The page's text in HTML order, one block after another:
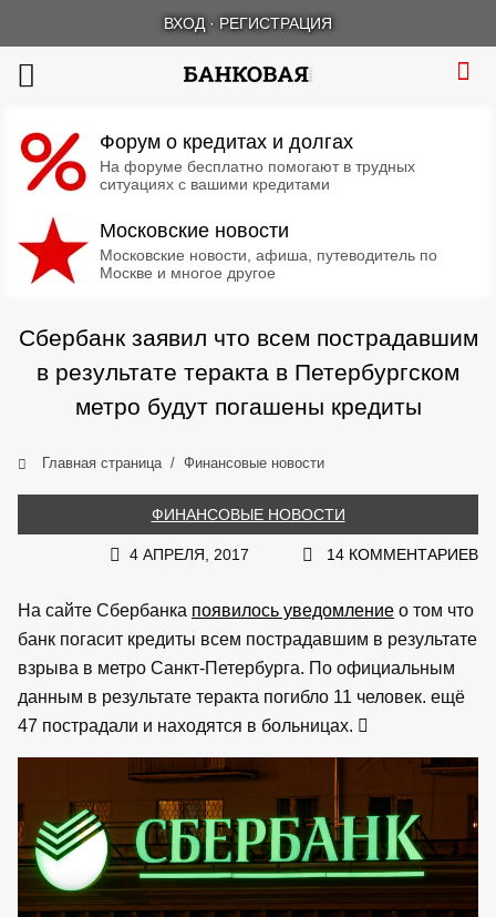
ВХОД · РЕГИСТРАЦИЯ
Форум о кредитах и долгах
На форуме бесплатно помогают в трудных
ситуациях с вашими кредитами
Московские новости
Московские новости, афиша, путеводитель по
Москве и многое другое
Сбербанк заявил что всем пострадавшим
в результате теракта в Петербургском
метро будут погашены кредиты
Главная страница Финансовые новости
ФИНАНСОВЫЕ НОВОСТИ
4 АПРЕЛЯ, 2017 14 КОММЕНТАРИЕВ
На сайте Сбербанка появилось уведомление о том что
банк погасит кредиты всем пострадавшим в результате
взрыва в метро Санкт-Петербурга. По официальным
данным в результате теракта погибло 11 человек. ещё
47 пострадали и находятся в больницах.